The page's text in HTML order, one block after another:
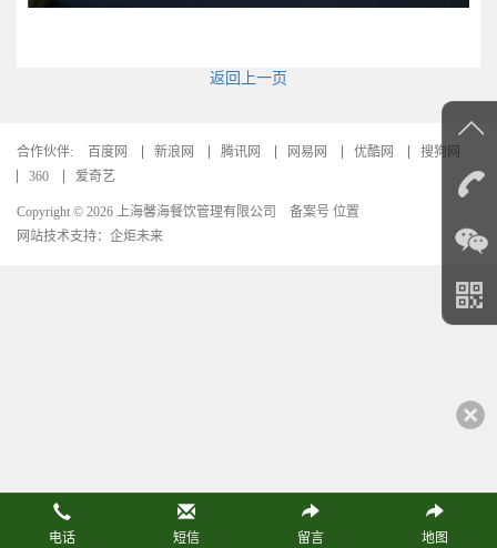
返回上一页
合作伙伴: 百度网 新浪网 腾讯网 网易网 优酷网
搜狗网
360
爱奇艺
Copyright © 2026 上海馨海餐饮管理有限公司 备案号 位置
网站技术支持： 企炬未来
电话 短信 留言 地图